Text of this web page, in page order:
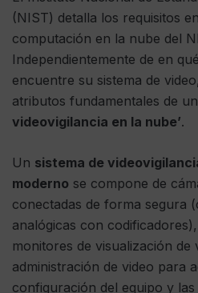
(NIST) detalla los requisitos
computación en la nube del
Independientemente de en
encuentre su sistema de
atributos fundamentales de un
videovigilancia en la nube’.
Un sistema de
moderno se compone de
conectadas de forma segura
analógicas con
monitores de visualización de
administración de video para
configuración del equipo y